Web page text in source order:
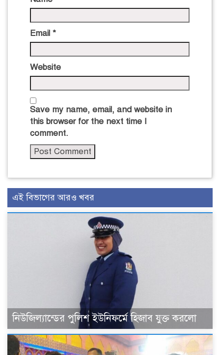
Email *
Website
Save my name, email, and website in
this browser for the next time I
comment.
এই বিভাগের আরও খবর
নিউজিল্যান্ডের পুলিশ ইউনিফর্মে হিজাব যুক্ত করলো